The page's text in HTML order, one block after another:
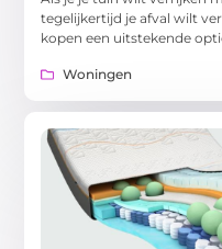
tegelijkertijd je afval wilt
kopen een uitstekende
Woningen